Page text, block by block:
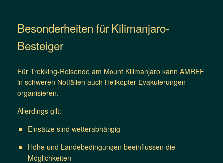
Besonderheiten für Kilimanjaro-
Besteiger
Für Trekking-Reisende am Mount Kilimanjaro kann AMREF
in schweren Notfällen auch Helikopter-Evakuierungen
organisieren.
Allerdings gilt:
Einsätze sind wetterabhängig
Höhe und Landebedingungen beeinflussen die
Möglichkeiten